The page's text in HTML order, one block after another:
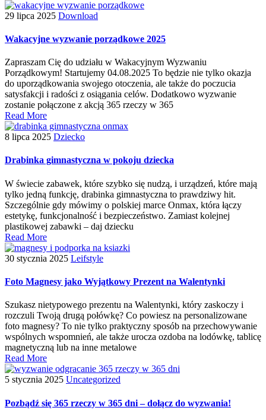
29 lipca 2025 Download
Wakacyjne wyzwanie porządkowe 2025
Zapraszam Cię do udziału w Wakacyjnym Wyzwaniu
Porządkowym! Startujemy 04.08.2025 To będzie nie tylko okazja
do uporządkowania swojego otoczenia, ale także do poczucia
satysfakcji i radości z osiągania celów. Dodatkowo wyzwanie
zostanie połączone z akcją 365 rzeczy w 365
Read More
8 lipca 2025 Dziecko
Drabinka gimnastyczna w pokoju dziecka
W świecie zabawek, które szybko się nudzą, i urządzeń, które mają
tylko jedną funkcję, drabinka gimnastyczna to prawdziwy hit.
Szczególnie gdy mówimy o polskiej marce Onmax, która łączy
estetykę, funkcjonalność i bezpieczeństwo. Zamiast kolejnej
plastikowej zabawki – daj dziecku
Read More
30 stycznia 2025 Leifstyle
Foto Magnesy jako Wyjątkowy Prezent na Walentynki
Szukasz nietypowego prezentu na Walentynki, który zaskoczy i
rozczuli Twoją drugą połówkę? Co powiesz na personalizowane
foto magnesy? To nie tylko praktyczny sposób na przechowywanie
wspólnych wspomnień, ale także urocza ozdoba na lodówkę, tablicę
magnetyczną lub na inne metalowe
Read More
5 stycznia 2025 Uncategorized
Pozbądź się 365 rzeczy w 365 dni – dołącz do wyzwania!